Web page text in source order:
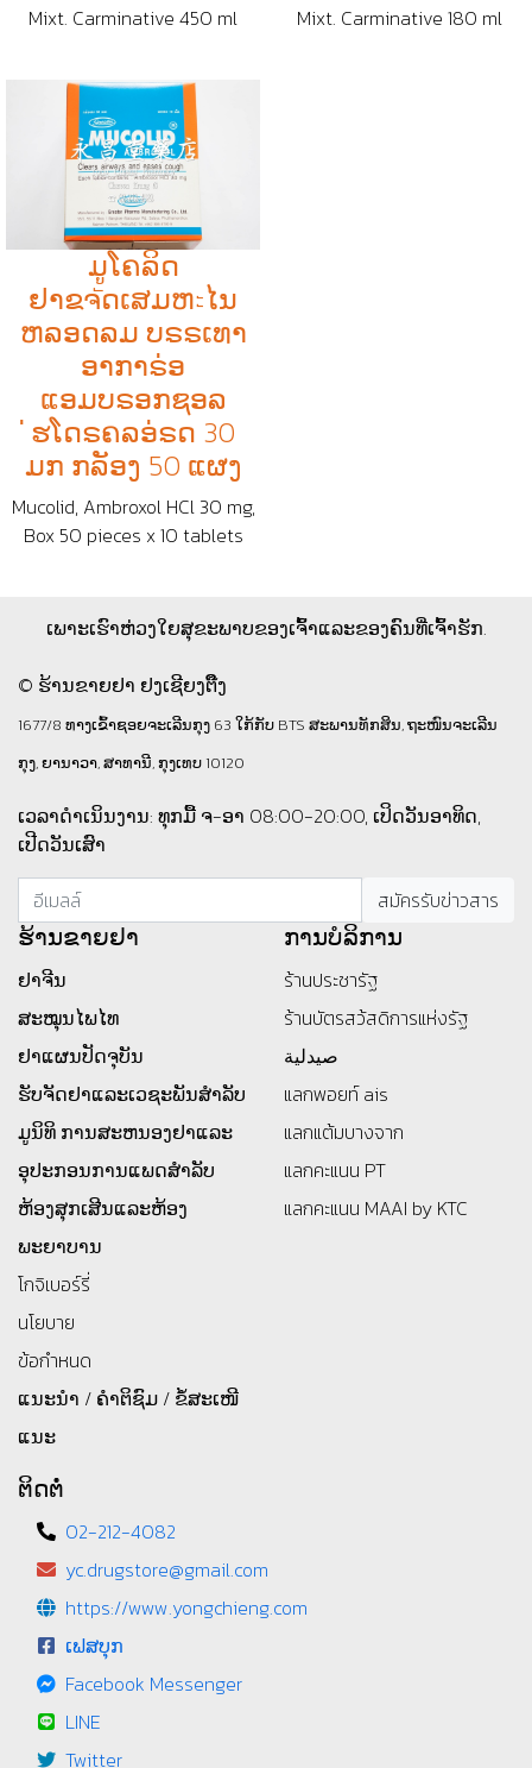
Mixt. Carminative 450 ml Mixt. Carminative 180 ml
ມູໂຄລິດ
ຢາຂຈัດເສມຫะໄນ
ຫລອດລມ ບຣຣເທາ
ອາກາຣ່ອ
ແອມບຣອກຊອລ
່ຮໂດຣຄລອ່ຣດ 30
ມກ ກລັອງ 50 ແຜງ
Mucolid, Ambroxol HCl 30 mg,
Box 50 pieces x 10 tablets
ເພາະເຮົາຫ່ວງໃຍສຸຂະພາບຂອງເຈົ້າແລະຂອງຄົນທີ່ເຈົ້າຮັກ.
© ຮ້ານຂາຍຢາ ຢງເຊີຍງຕຶ໊ງ
1677/8 ທາງເຂົ້າຊອຍຈະເລີນກຸງ 63 ໃກ້ກັບ BTS ສະພານທັກສິນ, ຖະໜົນຈະເລີນ
ກຸງ, ຍານາວາ, ສາທານີ, ກຸງເທບ 10120
ເວລາດຳເນິນງານ: ທຸກມື້ ຈ-ອາ 08:00-20:00, ເປິດວັນອາທິດ,
ເປີດວັນເສົາ
ຮ້ານ​ຂາຍ​ຢາ
ຢາຈີນ
ສະໝຸນໄພໄທ
ຢາແຜນປັດຈຸບັນ
ຮັບຈັດຢາແລະເວຊະພັນສໍາລັບ
ມູນິທິ ການສະຫນອງຢາແລະ
ອຸປະກອນການແພດສໍາລັບ
ຫ້ອງສຸກເສີນແລະຫ້ອງ
ພະຍາບານ
โกจิเบอร์รี่
นโยบาย
ข้อกำหนด
ແນະນຳ / ຄຳຕິຊົມ / ຂໍ້ສະເໜີ
ແນະ
ການບໍລິການ
ร้านประชารัฐ
ร้านบัตรสว้สดิการแห่งรัฐ
صيدلية
แลกพอยท์ ais
แลกแต้มบางจาก
แลกคะแนน PT
แลกคะแนน MAAI by KTC
ຕິດຕໍ່
02-212-4082
yc.drugstore@gmail.com
https://www.yongchieng.com
ເຟສບຸກ
Facebook Messenger
LINE
Twitter